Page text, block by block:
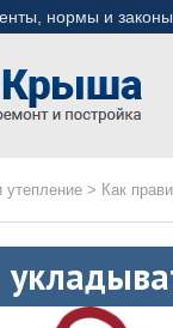
нормы и законы
утепление > Как